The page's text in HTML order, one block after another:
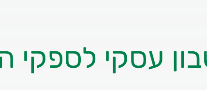
עסקי לספקי